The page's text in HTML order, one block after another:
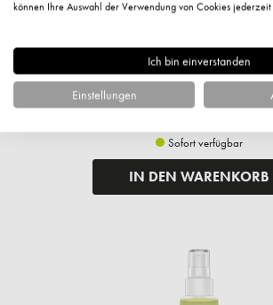
1.483,33 €* / 1 Liter
+ 44 Fuchstaler
Sofort verfügbar
IN DEN WARENKORB
können Ihre Auswahl der Verwendung von Cookies
Ich bin einverstanden
Einstellungen